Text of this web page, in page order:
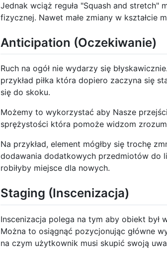
Jednak wciąż reguła "Squash and
fizycznej. Nawet małe zmiany w kształcie
Anticipation (Oczekiwanie)
Ruch na ogół nie wydarzy się
przykład piłka która dopiero zaczyna się
się do skoku.
Możemy to wykorzystać aby Nasze
sprężystości która pomoże widzom
Na przykład, element mógłby się trochę
dodawania dodatkowych przedmiotów do
robiłyby miejsce dla nowych.
Staging (Inscenizacja)
Inscenizacja polega na tym aby obiekt był
Można to osiągnąć pozycjonując główne
na czym użytkownik musi skupić swoją